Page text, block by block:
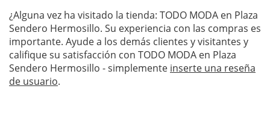
¿Alguna vez ha visitado la tienda: TODO MODA en Plaza
Sendero Hermosillo. Su experiencia con las compras es
importante. Ayude a los demás clientes y visitantes y
califique su satisfacción con TODO MODA en Plaza
Sendero Hermosillo - simplemente inserte una reseña
de usuario.